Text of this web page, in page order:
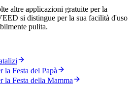
altre applicazioni gratuite per la
si distingue per la sua facilità d'uso
pulita.
la Festa del Papà
la Festa della Mamma